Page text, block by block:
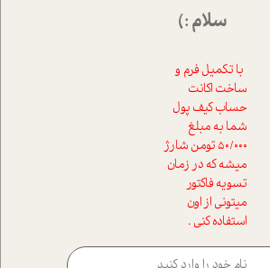
سلام :)
با تکمیل فرم و
ساخت اکانت
حساب کیف پول
شما به مبلغ
50/000 تومن شارژ
میشه که در زمان
تسویه فاکتور
میتونی از اون
استفاده کنی .